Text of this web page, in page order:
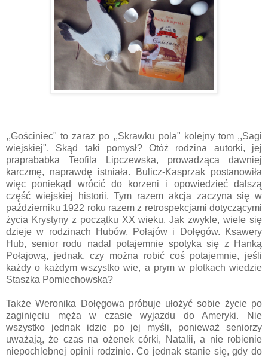
,,Gościniec" to zaraz po ,,Skrawku pola" kolejny tom ,,Sagi
wiejskiej". Skąd taki pomysł? Otóż rodzina autorki, jej
praprababka Teofila Lipczewska, prowadząca dawniej
karczmę, naprawdę istniała. Bulicz-Kasprzak postanowiła
więc poniekąd wrócić do korzeni i opowiedzieć dalszą
część wiejskiej historii. Tym razem akcja zaczyna się w
październiku 1922 roku razem z retrospekcjami dotyczącymi
życia Krystyny z początku XX wieku. Jak zwykle, wiele się
dzieje w rodzinach Hubów, Połajów i Dołęgów. Ksawery
Hub, senior rodu nadal potajemnie spotyka się z Hanką
Połajową, jednak, czy można robić coś potajemnie, jeśli
każdy o każdym wszystko wie, a prym w plotkach wiedzie
Staszka Pomiechowska?
Także Weronika Dołęgowa próbuje ułożyć sobie życie po
zaginięciu męża w czasie wyjazdu do Ameryki. Nie
wszystko jednak idzie po jej myśli, ponieważ seniorzy
uważają, że czas na ożenek córki, Natalii, a nie robienie
niepochlebnej opinii rodzinie. Co jednak stanie się, gdy do